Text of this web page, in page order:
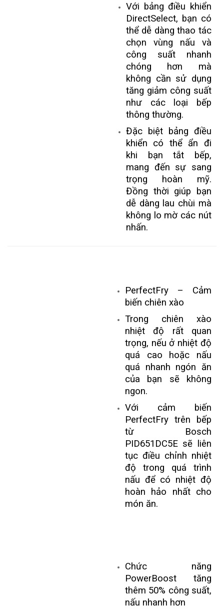
Với bảng điều khiển
DirectSelect, bạn có
thể dễ dàng thao tác
chọn vùng nấu và
công suất nhanh
chóng hơn mà
không cần sử dụng
tăng giảm công suất
như các loại bếp
thông thường.
Đặc biệt bảng điều
khiển có thể ẩn đi
khi bạn tắt bếp,
mang đến sự sang
trọng hoàn mỹ.
Đồng thời giúp bạn
dễ dàng lau chùi mà
không lo mờ các nút
nhấn.
PerfectFry – Cảm
biến chiên xào
Trong chiên xào
nhiệt độ rất quan
trọng, nếu ở nhiệt độ
quá cao hoặc nấu
quá nhanh ngón ăn
của bạn sẽ không
ngon.
Với cảm biến
PerfectFry trên bếp
từ Bosch
PID651DC5E sẽ liên
tục điều chỉnh nhiệt
độ trong quá trình
nấu để có nhiệt độ
hoàn hảo nhất cho
món ăn.
Chức năng
PowerBoost tăng
thêm 50% công suất,
nấu nhanh hơn